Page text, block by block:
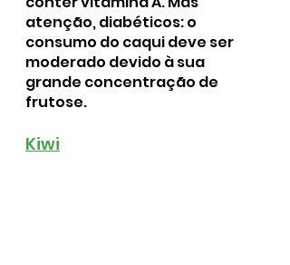
atenção, diabéticos: o
consumo do caqui deve ser
moderado devido à sua
grande concentração de
frutose.
Kiwi